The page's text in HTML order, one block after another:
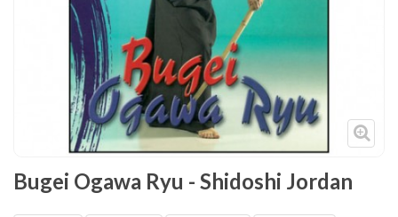
Tatamis
Décoration
Voir plus
Bugei Ogawa Ryu - Shidoshi Jordan